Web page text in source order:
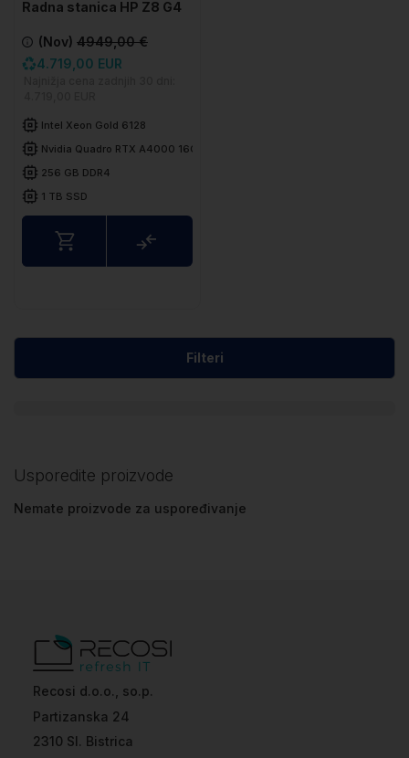
Radna stanica HP Z8 G4
(Nov) 4949,00 €
4.719,00 EUR
Intel Xeon Gold 6128
Nvidia Quadro RTX A4000 16GB
256 GB DDR4
1 TB SSD
Filteri
Usporedite proizvode
Nemate proizvode za uspoređivanje
Recosi d.o.o., so.p.
Partizanska 24
2310 Sl. Bistrica